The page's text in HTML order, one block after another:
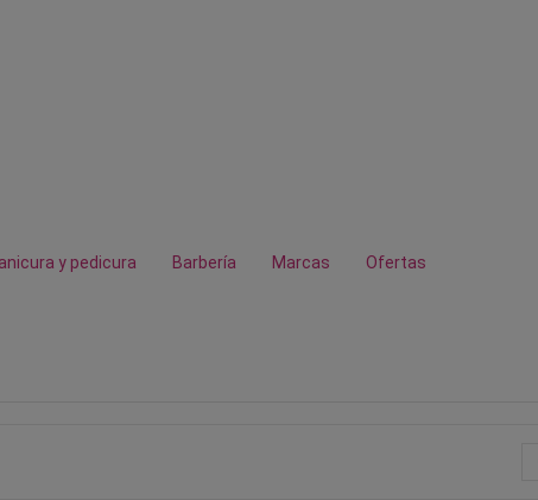
y pedicura Barbería Marcas Ofertas